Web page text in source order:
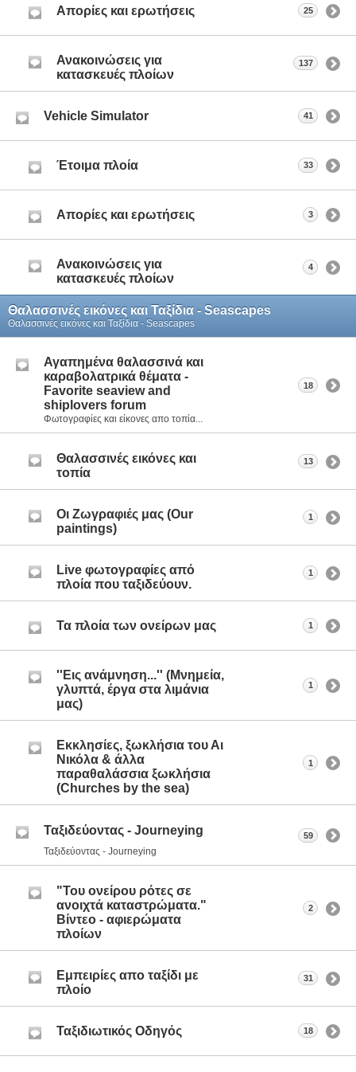
Απορίες και ερωτήσεις 25
Ανακοινώσεις για
κατασκευές πλοίων
137
Vehicle Simulator 41
Έτοιμα πλοία 33
Απορίες και ερωτήσεις 3
Ανακοινώσεις για
κατασκευές πλοίων
4
Θαλασσινές εικόνες και Ταξίδια - Seascapes
Θαλασσινές εικόνες και Ταξίδια - Seascapes
Αγαπημένα θαλασσινά και
καραβολατρικά θέματα -
Favorite seaview and
shiplovers forum
Φωτογραφίες και είκονες απο τοπία...
18
Θαλασσινές εικόνες και
τοπία
13
Οι Ζωγραφιές μας (Our
paintings)
1
Live φωτογραφίες από
πλοία που ταξιδεύουν.
1
Τα πλοία των ονείρων μας 1
''Εις ανάμνηση...'' (Μνημεία,
γλυπτά, έργα στα λιμάνια
μας)
1
Εκκλησίες, ξωκλήσια του Αι
Νικόλα & άλλα
παραθαλάσσια ξωκλήσια
(Churches by the sea)
1
Ταξιδεύοντας - Journeying
Ταξιδεύοντας - Journeying
59
"Του ονείρου ρότες σε
ανοιχτά καταστρώματα."
Βίντεο - αφιερώματα
πλοίων
2
Εμπειρίες απο ταξίδι με
πλοίο
31
Ταξιδιωτικός Οδηγός 18